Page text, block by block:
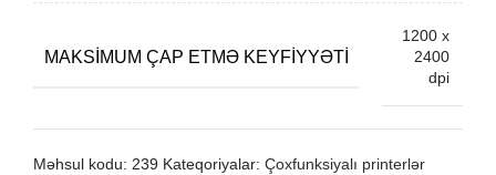
MAKSIMUM ÇAP ETMƏ KEYFIYYƏTI
1200 x
2400
dpi
Məhsul kodu: 239 Kateqoriyalar: Çoxfunksiyalı printerlər